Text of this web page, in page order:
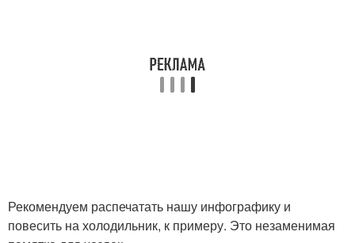
Рекомендуем распечатать нашу инфографику и
повесить на холодильник, к примеру. Это незаменимая